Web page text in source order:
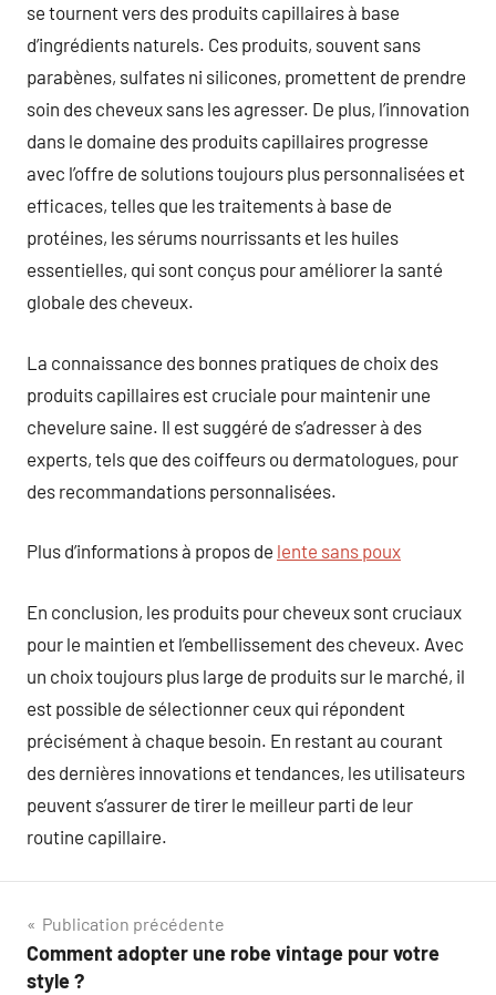
se tournent vers des produits capillaires à base
d’ingrédients naturels. Ces produits, souvent sans
parabènes, sulfates ni silicones, promettent de prendre
soin des cheveux sans les agresser. De plus, l’innovation
dans le domaine des produits capillaires progresse
avec l’offre de solutions toujours plus personnalisées et
efficaces, telles que les traitements à base de
protéines, les sérums nourrissants et les huiles
essentielles, qui sont conçus pour améliorer la santé
globale des cheveux.
La connaissance des bonnes pratiques de choix des
produits capillaires est cruciale pour maintenir une
chevelure saine. Il est suggéré de s’adresser à des
experts, tels que des coiffeurs ou dermatologues, pour
des recommandations personnalisées.
Plus d’informations à propos de lente sans poux
En conclusion, les produits pour cheveux sont cruciaux
pour le maintien et l’embellissement des cheveux. Avec
un choix toujours plus large de produits sur le marché, il
est possible de sélectionner ceux qui répondent
précisément à chaque besoin. En restant au courant
des dernières innovations et tendances, les utilisateurs
peuvent s’assurer de tirer le meilleur parti de leur
routine capillaire.
Navigation
de
Publication précédente
Comment adopter une robe vintage pour votre
style ?